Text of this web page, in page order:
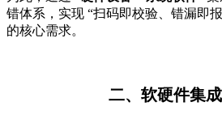
错体系，实现 “扫码即校验、错漏即
的核心需求。
二、软硬件集